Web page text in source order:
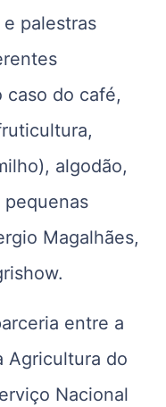
palestras
caso do café,
algodão,
Magalhães,
entre a
Agricultura do
Nacional